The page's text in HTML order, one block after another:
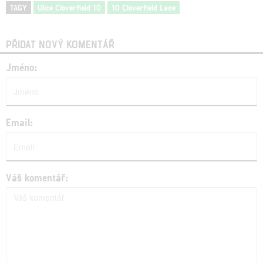
TAGY Ulice Cloverfield 10 10 Cloverfield Lane
PŘIDAT NOVÝ KOMENTÁŘ
Jméno:
Email:
Váš komentář: